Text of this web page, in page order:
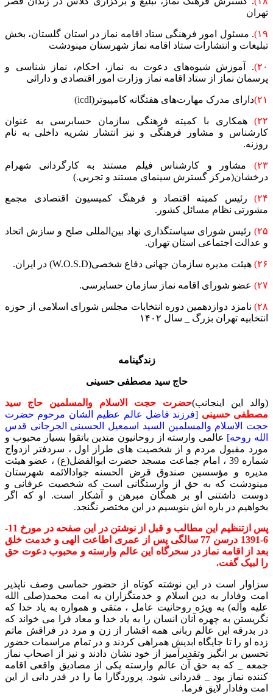
تهران
۱۹) . مسئول امور فرهنگی ستاد اقامه نماز در استان گلستان، بخش
تبلیغات و انتشارات ستاد اقامه نماز شهرستان مینودشت
۲۰) . آموزش شیوه‌های دعوت به نماز، احکام، نماز شناسی و
پرسمان نماز از ستاد اقامه نماز وزارت امور اقتصادی و دارائی
۲۱) دارای مدرک مهارت‌های هفتگانه کامپیوتر(icdl)
۲۲)
همکاری با کمیته فرهنگی سازمان حسابرسی به عنوان
کارشناس و مشاور فرهنگی و نیز انتشار نشریه داخلی به نام
روزنه.
۲۳)
مشاور و کارشناس فیلم مستند به کارگردانی شهرام
درخشان(مرکز گسترش سینمای مستند و تجربی.)
۲۴)
رئیس کمیته اقتصاد و فرهنگ کمیسیون اقتصادی مجمع
مشورتی نظام مسائل کشور.
۲۵)
رئیس شورای سیاستگذاری نهاد بین‌المللی صلح و سازش اتحاد
و عدالت اجتماعی استان تهران.
۲۶) هیئت مدیره سازمان جهانی دفاع شخصی(W.O.S.D) در ایران.
۲۷) عضو شورای اقامه نماز سازمان حسابرسی.
۲۸) نامزد دوازدهمین دوره انتخابات مجلس شورای اسلامی از حوزه
انتخابیه تهران بزرگ _ سال ۱۴۰۲
زندگینامه
حاج سید مصطفی حسینی
(والد این اینجانب)حضرت حجت الاسلام والمسلمین حاج سید
مصطفی حسینی [فرزند فاضل عالم عظیم الشان مرحوم حضرت
حجت الاسلام والمسلمین السید اسمعیل الحسینی الجرجانی قدس
الله روحه] عالمی وارسته از روحانیون متدین باتقوا بسیار محبوب و
مورد مقبول مردم و از شخصیت های طراز اول ، سردفتر ازدواج
شماره 39 ، امام جماعت مسجد حضرت ابوالفضل(ع) ، عضو هیئت
مدیره و مؤسسین صندوق قرض الحسنه جوادالائمه شهرستان
مینودشت که به حق از وارستگانی است که شخصیت عرفانی و
دوست داشتنی او بر همگان مبرهن و آشکار است. او که اگر
بخواهیم در باره اش بنویسیم در این مختصر نگنجد.
پس ازتنظیم این مطالب و قبل از نوشتن در این صفحه در مورخ 11-
6-1391 درسن 77 سالگی پس از عمری اطاعت الهی و خدمت خلق
بعد از اقامه نماز در سحرگاه این عالم وارسته و محبوب دعوت حق
را لبیک گفت.
سزاوار است در این نوشته کوتاه از حضور حماسی وصف ناپذیر
امت وفادار به دین اسلام و خدمتگزاران به امت محمد(صلی الله
علیه وآله) به ویژه روحانیت عامل ، متقی و همواره به یاد خدا که
نگریستن به چهره آنان انسان را به یاد خدا و معاد فرا می خواند که
در بدرقه این عالم ربانی همه اقشار از زن و مرد در فراقش ماتم
زده او را تا جایگاه ابدیش همراهی کردند و در تمام مراسمات حضور
تحسین بر انگیز وتقدیرآمیز از خود نشان دادند و نیز از اصحاب نماز
جمعه _ که به حق آن عالم وارسته یکی از مصادیق واقعی اقامه
کننده نماز بود _ قدردانی شود. پروردگارا ما را در قدر دانی از این
امت وفادار لایق فرما.